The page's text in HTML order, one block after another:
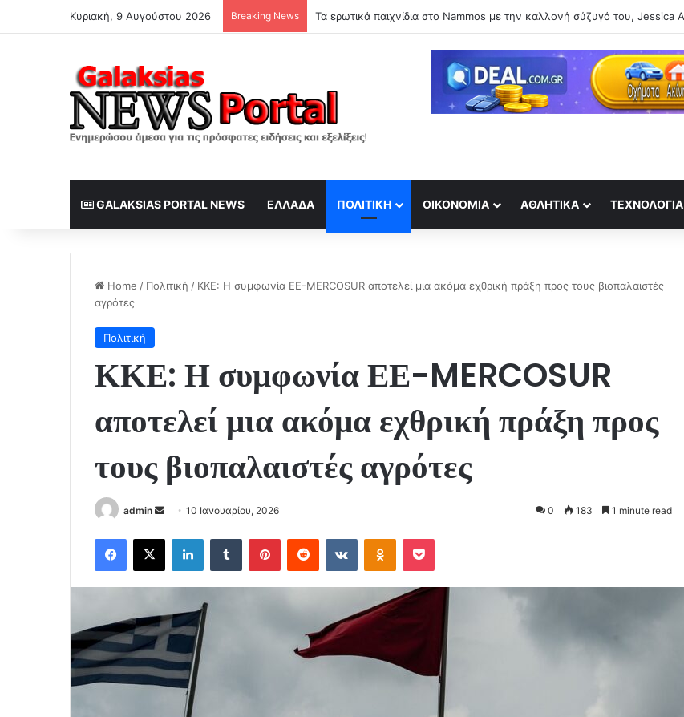
Κυριακή, 9 Αυγούστου 2026 Breaking News
GALAKSIAS PORTAL NEWS ΕΛΛΆΔΑ ΠΟΛΙΤΙΚΉ ΟΙΚΟΝΟΜΊΑ ΑΘΛΗΤΙΚΆ ΤΕΧΝΟΛΟΓΊΑ
Home / Πολιτική / ΚΚΕ: Η συμφωνία ΕΕ-MERCOSUR αποτελεί μια ακόμα εχθρική πράξη προς τους βιοπαλαιστές
αγρότες
Πολιτική
ΚΚΕ: Η συμφωνία ΕΕ-MERCOSUR
αποτελεί μια ακόμα εχθρική πράξη προς
τους βιοπαλαιστές αγρότες
admin
Send
email
10 Ιανουαρίου, 2026 0 183 1 minute read
Facebook
X LinkedInTumblr PinterestReddit VKontakteOdnoklassniki
Pocket